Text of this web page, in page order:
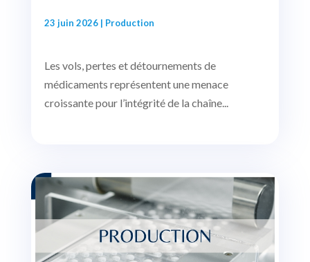
23 juin 2026| Production
Les vols, pertes et détournements de
médicaments représentent une menace
croissante pour l’intégrité de la chaîne...